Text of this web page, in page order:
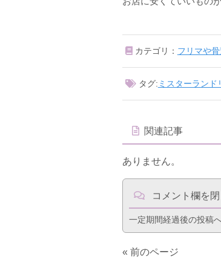
カテゴリ： フリマや
タグ: ミスターランド
関連記事
ありません。
コメント欄を
一定期間経過後の投稿
« 前のページ